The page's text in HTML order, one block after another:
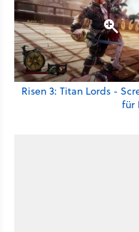
Risen 3: Titan Lords -
für